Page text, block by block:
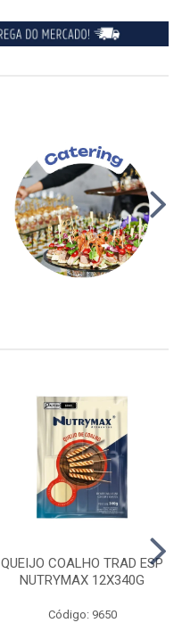
QUEIJO COALHO TRAD ESP
NUTRYMAX 12X340G
Código: 9650